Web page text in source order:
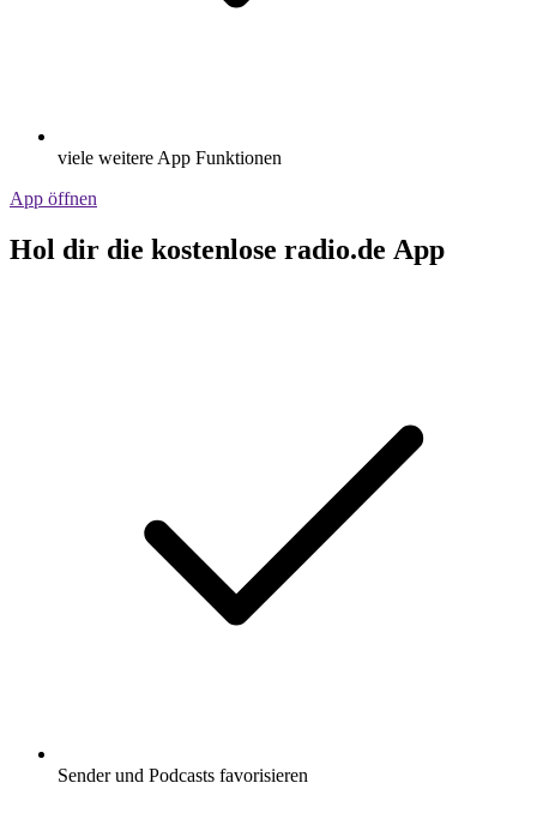
viele weitere App Funktionen
App öffnen
Hol dir die kostenlose radio.de App
Sender und Podcasts favorisieren